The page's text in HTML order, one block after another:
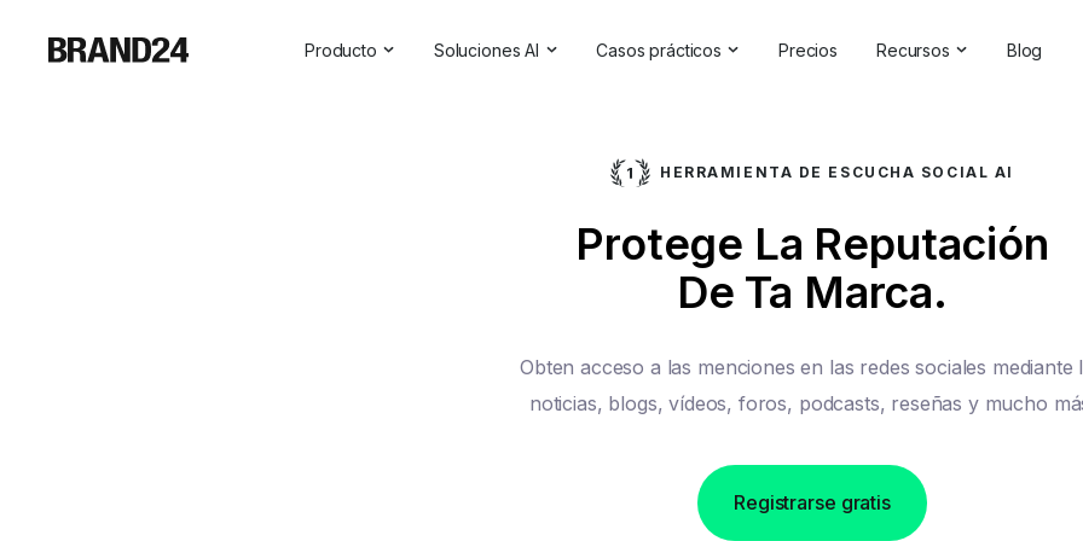
Producto Soluciones AI
Social Media Analytics Software | Brand24
Visibilidad de la IA
Casos prácticos
Competitive Analysis
Informes exhaustivos
Comentarios de los clientes
Backlinks Checker
Precios Recursos
Comprobador de marcas
Seminarios en línea
Directorio de socios
Blog
HERRAMIENTA DE ESCUCHA SOCIAL AI
Protege La Reputación
De Ta Marca.
Obten acceso a las menciones en las redes sociales mediante
noticias, blogs, vídeos, foros, podcasts, reseñas y mucho
Registrarse gratis